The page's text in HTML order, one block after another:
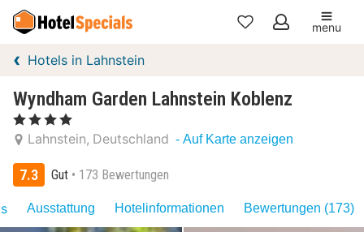
Meine
menu
Hotels in Lahnstein
Wyndham Garden Lahnstein Koblenz
, 4 Sterne
Lahnstein Deutschland - Auf Karte anzeigen
7.3 Gut 173 Bewertungen
Ausstattung Hotelinformationen Bewertungen (173)